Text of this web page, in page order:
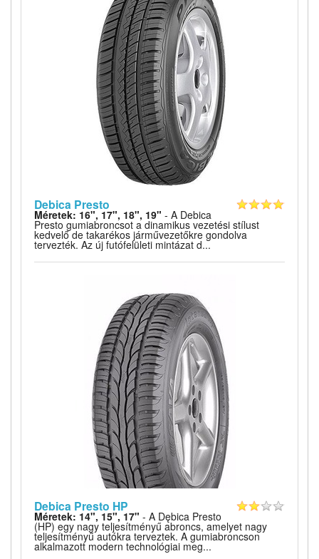
Debica Presto
Méretek: 16", 17", 18", 19" - A Debica
Presto gumiabroncsot a dinamikus vezetési stílust
kedvelő de takarékos járművezetőkre gondolva
tervezték. Az új futófelületi mintázat d...
Debica Presto HP
Méretek: 14", 15", 17" - A Dębica Presto
(HP) egy nagy teljesítményű abroncs, amelyet nagy
teljesítményű autókra terveztek. A gumiabroncson
alkalmazott modern technológiai meg...